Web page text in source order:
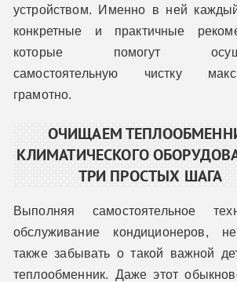
устройством. Именно в ней
конкретные и практичные
которые помогут
самостоятельную чистку
грамотно.
ОЧИЩАЕМ
КЛИМАТИЧЕСКОГО
ТРИ ПРОСТЫХ ШАГА
Выполняя самостоятельное
обслуживание кондиционеров,
также забывать о такой важной
теплообменник. Даже этот